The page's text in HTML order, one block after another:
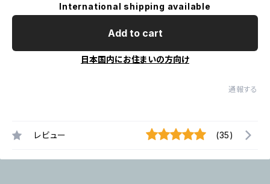
International shipping available
Add to cart
日本国内にお住まいの方向け
通報する
レビュー (35)